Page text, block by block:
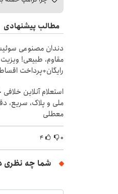
مطالب پیشنهادی
دندان مصنوعی
مقاوم، طبیعی! ویزیت
رایگان+پرداخت
استعلام آنلاین
ملی و پلاک، سریع،
معطلی
۰ ۴
شما چه نظری